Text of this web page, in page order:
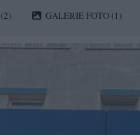
(2) GALERIE FOTO (1)